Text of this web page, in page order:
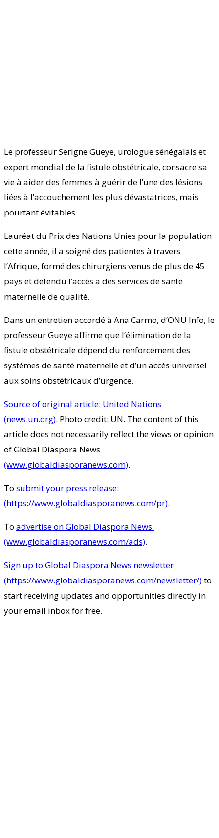
Le professeur Serigne Gueye, urologue sénégalais et
expert mondial de la fistule obstétricale, consacre sa
vie à aider des femmes à guérir de l’une des lésions
liées à l’accouchement les plus dévastatrices, mais
pourtant évitables.
Lauréat du Prix des Nations Unies pour la population
cette année, il a soigné des patientes à travers
l’Afrique, formé des chirurgiens venus de plus de 45
pays et défendu l’accès à des services de santé
maternelle de qualité.
Dans un entretien accordé à Ana Carmo, d’ONU Info, le
professeur Gueye affirme que l’élimination de la
fistule obstétricale dépend du renforcement des
systèmes de santé maternelle et d’un accès universel
aux soins obstétricaux d’urgence.
Source of original article: United Nations
(news.un.org). Photo credit: UN. The content of this
article does not necessarily reflect the views or opinion
of Global Diaspora News
(www.globaldiasporanews.com).
To submit your press release:
(https://www.globaldiasporanews.com/pr).
To advertise on Global Diaspora News:
(www.globaldiasporanews.com/ads).
Sign up to Global Diaspora News newsletter
(https://www.globaldiasporanews.com/newsletter/)to
start receiving updates and opportunities directly in
your email inbox for free.